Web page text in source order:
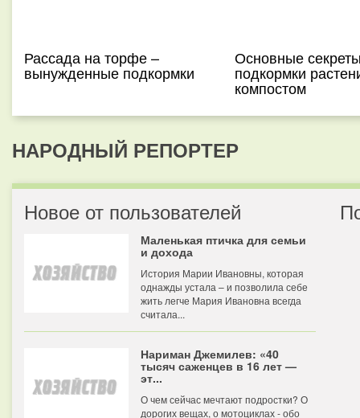
Рассада на торфе –
вынужденные подкормки
Основные
подкормки
компостом
НАРОДНЫЙ РЕПОРТЕР
Новое от пользователей
Маленькая птичка для семьи
и дохода
История Марии Ивановны, которая
однажды устала – и позволила себе
жить легче Мария Ивановна всегда
считала...
Нариман Джемилев: «40
тысяч саженцев в 16 лет —
эт...
О чем сейчас мечтают подростки? О
дорогих вещах, о мотоциклах - обо